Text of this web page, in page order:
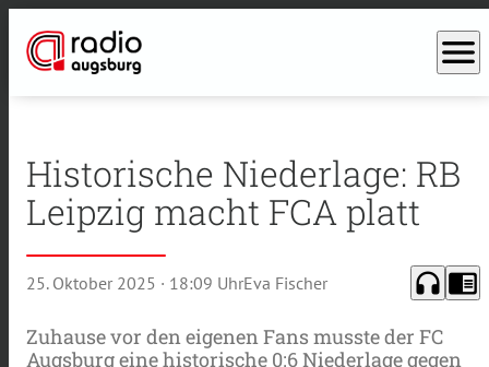
menu
Historische Niederlage: RB
Leipzig macht FCA platt
25. Oktober 2025 · 18:09 UhrEva Fischer headphones chrome_reader_mode
Zuhause vor den eigenen Fans musste der FC
Augsburg eine historische 0:6 Niederlage gegen